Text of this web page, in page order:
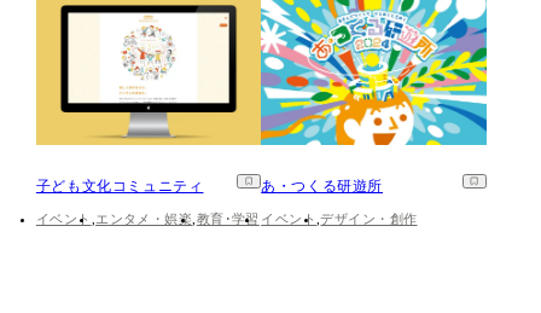
子ども文化コミュニティ
イベント エンタメ・娯楽 教育･学習
あ・つくる研遊所
イベント デザイン・創作